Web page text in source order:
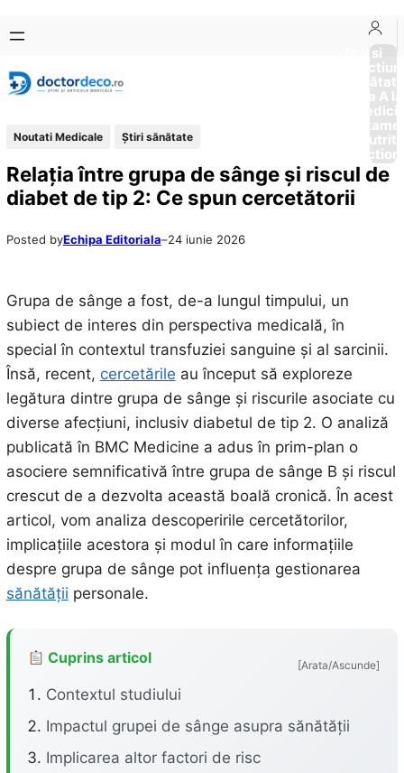
conținut
content
Boli si
Afectiuni
Sănătate
de la A
Noutati Medicale Ştiri sănătate
Relația între grupa de sânge și riscul de
diabet de tip 2: Ce spun cercetătorii
Posted byEchipa Editoriala–24 iunie 2026
Grupa de sânge a fost, de-a lungul timpului, un
subiect de interes din perspectiva medicală, în
special în contextul transfuziei sanguine și al sarcinii.
Însă, recent, cercetările au început să exploreze
legătura dintre grupa de sânge și riscurile asociate cu
diverse afecțiuni, inclusiv diabetul de tip 2. O analiză
publicată în BMC Medicine a adus în prim-plan o
asociere semnificativă între grupa de sânge B și riscul
crescut de a dezvolta această boală cronică. În acest
articol, vom analiza descoperirile cercetătorilor,
implicațiile acestora și modul în care informațiile
despre grupa de sânge pot influența gestionarea
sănătății personale.
Cuprins articol [Arata/Ascunde]
Contextul studiului
Impactul grupei de sânge asupra sănătății
Implicarea altor factori de risc